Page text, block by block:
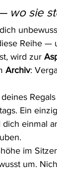
wo sie
Reihe
wird zur
Archiv:
Ein
einmal
im
um.